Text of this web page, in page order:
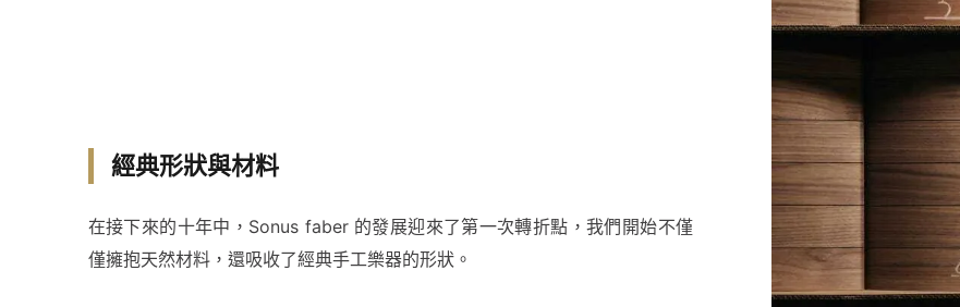
經典形狀與材料
在接下來的十年中，Sonus faber 的發展迎來了第一次轉折點，我們開始不僅
僅擁抱天然材料，還吸收了經典手工樂器的形狀。